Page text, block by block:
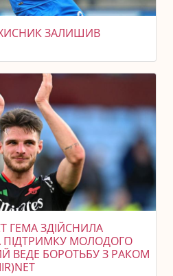
ЗАЛИШИВ
ГЕМА ЗДІЙСНИЛА
МОЛОДОГО
ВЕДЕ БОРОТЬБУ З РАКОМ